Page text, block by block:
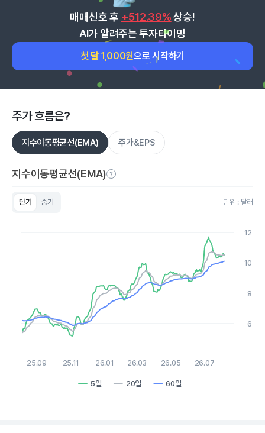
매매신호 후 +512.39% 상승!
AI가 알려주는 투자타이밍
첫 달 1,000원으로 시작하기
주가 흐름은?
지수이동평균선(EMA) 주가&EPS
지수이동평균선(EMA)
단기 중기 단위 : 달러
The chart has 1 X axis displaying Time. Data ranges from
The chart has 1 Y axis displaying values. Data ranges from
5일 20일 60일
25.09 25.11 26.01 26.03 26.05 26.07
6
8
10
12